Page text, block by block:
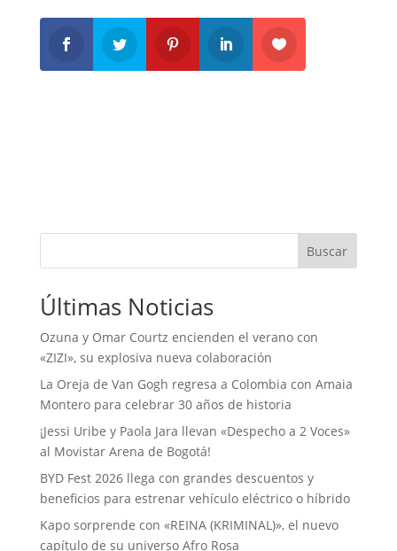
Buscar
Últimas Noticias
Ozuna y Omar Courtz encienden el verano con
«ZIZI», su explosiva nueva colaboración
La Oreja de Van Gogh regresa a Colombia con Amaia
Montero para celebrar 30 años de historia
¡Jessi Uribe y Paola Jara llevan «Despecho a 2 Voces»
al Movistar Arena de Bogotá!
BYD Fest 2026 llega con grandes descuentos y
beneficios para estrenar vehículo eléctrico o híbrido
Kapo sorprende con «REINA (KRIMINAL)», el nuevo
capítulo de su universo Afro Rosa